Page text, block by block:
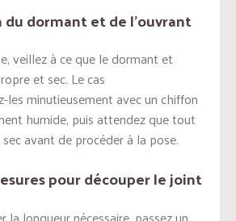
du dormant et de l’ouvrant
veillez à ce que le dormant et
et sec. Le cas
les minutieusement avec un chiffon
humide, puis attendez que tout
avant de procéder à la pose.
pour découper le joint